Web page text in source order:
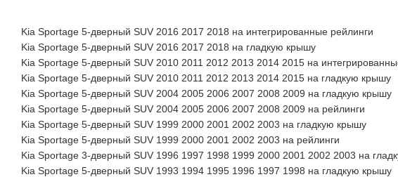
Kia Sportage 5-дверный SUV 2016 2017 2018 на интегрированные рейлинги
Kia Sportage 5-дверный SUV 2016 2017 2018 на гладкую крышу
Kia Sportage 5-дверный SUV 2010 2011 2012 2013 2014 2015 на
Kia Sportage 5-дверный SUV 2010 2011 2012 2013 2014 2015 на гладкую крышу
Kia Sportage 5-дверный SUV 2004 2005 2006 2007 2008 2009 на гладкую крышу
Kia Sportage 5-дверный SUV 2004 2005 2006 2007 2008 2009 на рейлинги
Kia Sportage 5-дверный SUV 1999 2000 2001 2002 2003 на гладкую крышу
Kia Sportage 5-дверный SUV 1999 2000 2001 2002 2003 на рейлинги
Kia Sportage 3-дверный SUV 1996 1997 1998 1999 2000 2001 2002 2003 на
Kia Sportage 5-дверный SUV 1993 1994 1995 1996 1997 1998 на гладкую крышу